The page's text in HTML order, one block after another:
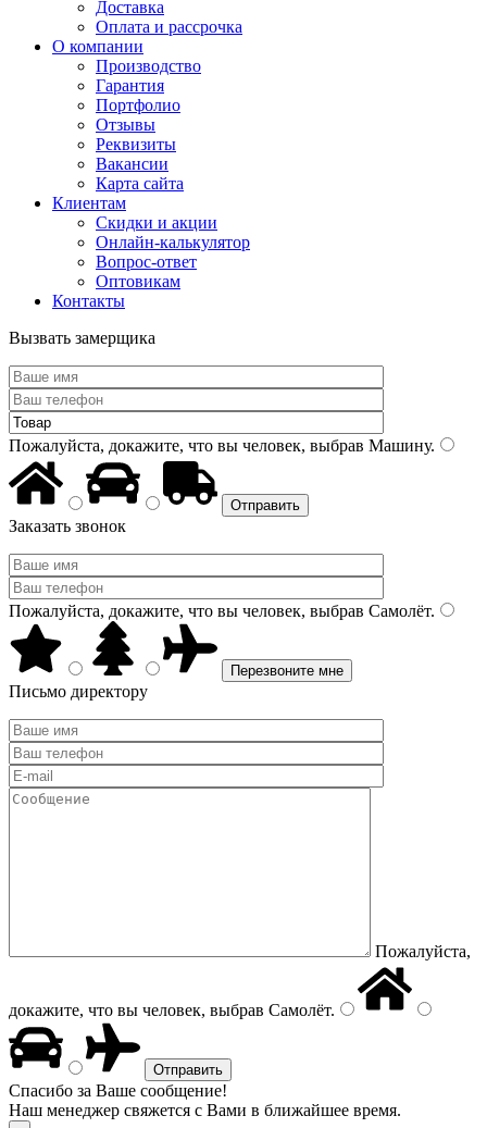
Доставка
Оплата и рассрочка
О компании
Производство
Гарантия
Портфолио
Отзывы
Реквизиты
Вакансии
Карта сайта
Клиентам
Скидки и акции
Онлайн-калькулятор
Вопрос-ответ
Оптовикам
Контакты
Вызвать замерщика
Пожалуйста, докажите, что вы человек, выбрав Машину.
Заказать звонок
Пожалуйста, докажите, что вы человек, выбрав Самолёт.
Письмо директору
Пожалуйста,
докажите, что вы человек, выбрав Самолёт.
Спасибо за Ваше сообщение!
Наш менеджер свяжется с Вами в ближайшее время.